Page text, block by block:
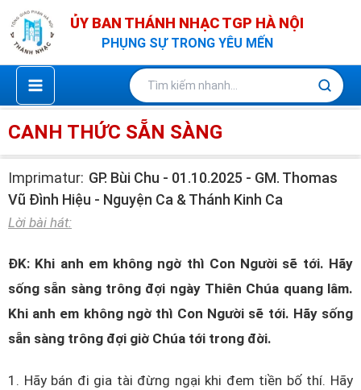
Nhảy
tới
nội
dung
ỦY BAN THÁNH NHẠC TGP HÀ NỘI
PHỤNG SỰ TRONG YÊU MẾN
CANH THỨC SẴN SÀNG
Imprimatur: GP. Bùi Chu - 01.10.2025 - GM. Thomas
Vũ Đình Hiệu - Nguyện Ca & Thánh Kinh Ca
Lời bài hát:
ĐK: Khi anh em không ngờ thì Con Người sẽ tới. Hãy
sống sẵn sàng trông đợi ngày Thiên Chúa quang lâm.
Khi anh em không ngờ thì Con Người sẽ tới. Hãy sống
sẵn sàng trông đợi giờ Chúa tới trong đời.
1. Hãy bán đi gia tài đừng ngại khi đem tiền bố thí. Hãy